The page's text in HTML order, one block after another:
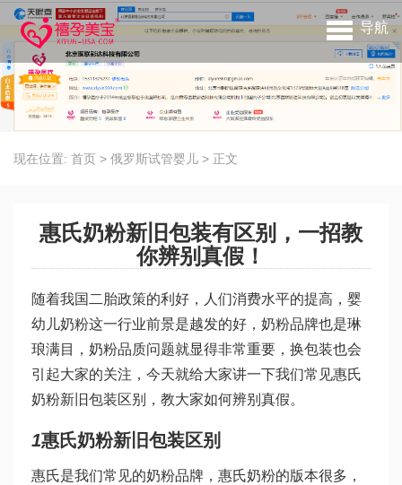
导航
现在位置: 首页 > 俄罗斯试管婴儿 > 正文
惠氏奶粉新旧包装有区别，一招教
你辨别真假！
随着我国二胎政策的利好，人们消费水平的提高，婴
幼儿奶粉这一行业前景是越发的好，奶粉品牌也是琳
琅满目，奶粉品质问题就显得非常重要，换包装也会
引起大家的关注，今天就给大家讲一下我们常见惠氏
奶粉新旧包装区别，教大家如何辨别真假。
1惠氏奶粉新旧包装区别
惠氏是我们常见的奶粉品牌，惠氏奶粉的版本很多，